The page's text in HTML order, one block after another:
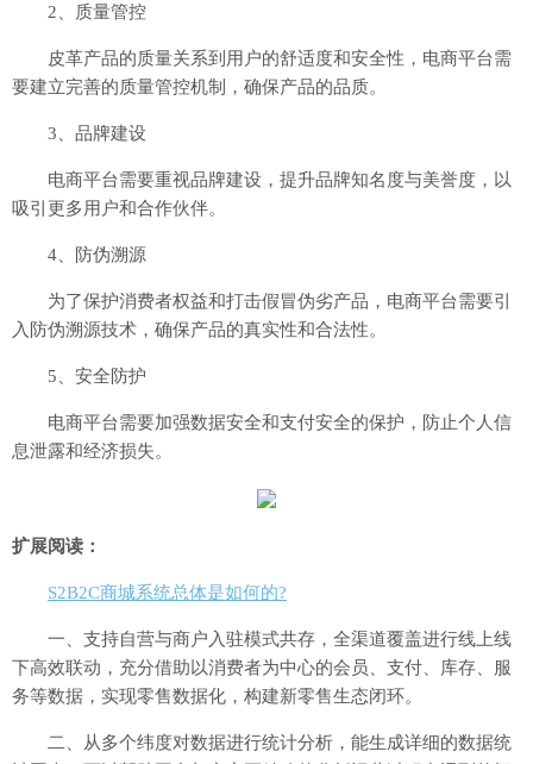
2、质量管控
皮革产品的质量关系到用户的舒适度和安全性，电商平台需
要建立完善的质量管控机制，确保产品的品质。
3、品牌建设
电商平台需要重视品牌建设，提升品牌知名度与美誉度，以
吸引更多用户和合作伙伴。
4、防伪溯源
为了保护消费者权益和打击假冒伪劣产品，电商平台需要引
入防伪溯源技术，确保产品的真实性和合法性。
5、安全防护
电商平台需要加强数据安全和支付安全的保护，防止个人信
息泄露和经济损失。
扩展阅读：
S2B2C商城系统总体是如何的?
一、支持自营与商户入驻模式共存，全渠道覆盖进行线上线
下高效联动，充分借助以消费者为中心的会员、支付、库存、服
务等数据，实现零售数据化，构建新零售生态闭环。
二、从多个纬度对数据进行统计分析，能生成详细的数据统